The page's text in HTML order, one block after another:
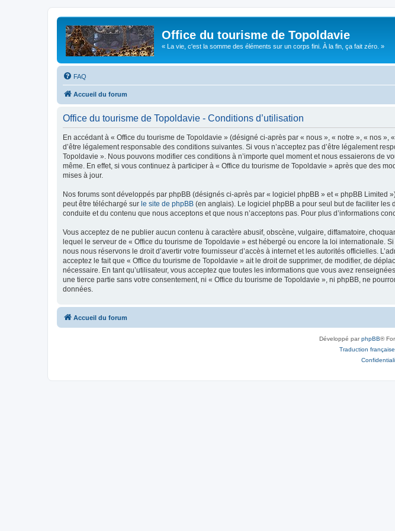
Office du tourisme de Topoldavie
« La vie, c'est la somme des éléments sur un corps fini. À la fin, ça fait zéro. »
FAQ
Accueil du forum
Office du tourisme de Topoldavie - Conditions d’utilisation
En accédant à « Office du tourisme de Topoldavie » (désigné ci-après par « nous », « notre », « nos
d’être légalement responsable des conditions suivantes. Si vous n’acceptez pas d’être légalement
Topoldavie ». Nous pouvons modifier ces conditions à n’importe quel moment et nous essaierons
même. En effet, si vous continuez à participer à « Office du tourisme de Topoldavie » après que des
mises à jour.
Nos forums sont développés par phpBB (désignés ci-après par « logiciel phpBB » et « phpBB Limited
peut être téléchargé sur le site de phpBB (en anglais). Le logiciel phpBB a pour seul but de faciliter
conduite et du contenu que nous acceptons et que nous n’acceptons pas. Pour plus d’informations
Vous acceptez de ne publier aucun contenu à caractère abusif, obscène, vulgaire, diffamatoire,
lequel le serveur de « Office du tourisme de Topoldavie » est hébergé ou encore la loi internationale.
nous nous réservons le droit d’avertir votre fournisseur d’accès à internet et les autorités officielles.
acceptez le fait que « Office du tourisme de Topoldavie » ait le droit de supprimer, de modifier, de
nécessaire. En tant qu’utilisateur, vous acceptez que toutes les informations que vous avez
une tierce partie sans votre consentement, ni « Office du tourisme de Topoldavie », ni phpBB, ne
données.
Accueil du forum
Développé parphpBB®
Traduction